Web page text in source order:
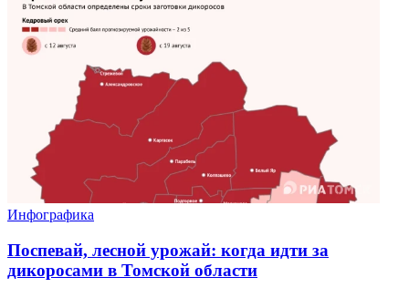
Инфографика
Поспевай, лесной урожай: когда идти за
дикоросами в Томской области